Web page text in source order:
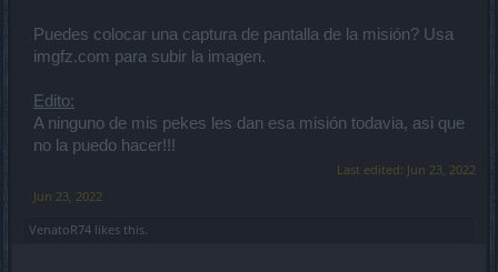
Puedes colocar una captura de pantalla de la misión? Usa
imgfz.com para subir la imagen.
Edito:
A ninguno de mis pekes les dan esa misión todavia, asi que
no la puedo hacer!!!
Last edited: Jun 23, 2022
Jun 23, 2022
VenatoR74 likes this.